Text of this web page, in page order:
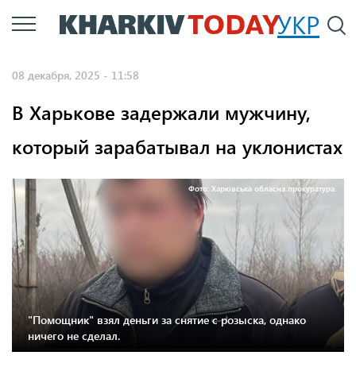
Перейти
к
УКР
08 декабря, 2025 - 11:58
В Харькове задержали мужчину,
который зарабатывал на уклонистах
Фото: Харківська обласна прокуратура.
"Помощник" взял деньги за снятие с розыска, однако
ничего не сделал.